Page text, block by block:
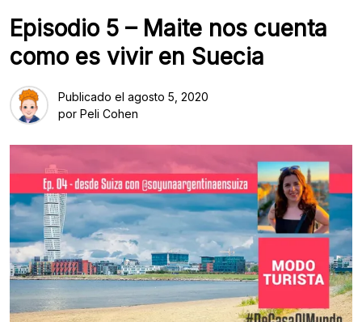
Episodio 5 – Maite nos cuenta
como es vivir en Suecia
Publicado el agosto 5, 2020
por Peli Cohen